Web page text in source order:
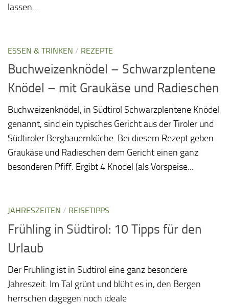
lassen...
ESSEN & TRINKEN / REZEPTE
Buchweizenknödel – Schwarzplentene
Knödel – mit Graukäse und Radieschen
Buchweizenknödel, in Südtirol Schwarzplentene Knödel
genannt, sind ein typisches Gericht aus der Tiroler und
Südtiroler Bergbauernküche. Bei diesem Rezept geben
Graukäse und Radieschen dem Gericht einen ganz
besonderen Pfiff. Ergibt 4 Knödel (als Vorspeise...
JAHRESZEITEN / REISETIPPS
Frühling in Südtirol: 10 Tipps für den
Urlaub
Der Frühling ist in Südtirol eine ganz besondere
Jahreszeit. Im Tal grünt und blüht es in, den Bergen
herrschen dagegen noch ideale